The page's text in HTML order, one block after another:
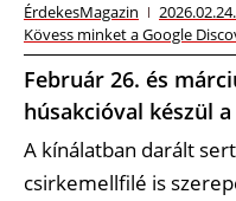
ÉrdekesMagazin
Kövess minket a Google
Február 26. és
húsakcióval készül
A kínálatban darált
csirkemellfilé is